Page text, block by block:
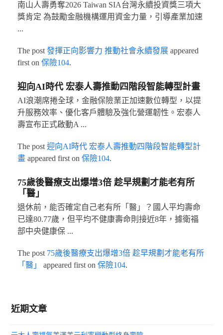
南山人壽勇奪2026 Taiwan SIA台灣永續投資獎三項大
獎肯定 為鼓勵金融機構運用資金力量，引導產業加速
...
The post 發揮正向影響力 推動社會永續發展appeared
first on 保險104.
迎向AI時代 宏泰人壽推動四階段智能轉型計畫
AI浪潮席捲全球，金融保險業正加速數位轉型，以提
升服務效率、優化客戶體驗及強化營運韌性。宏泰人
壽宣布正式啟動A ...
The post 迎向AI時代 宏泰人壽推動四階段智能轉型計
畫appeared first on 保險104.
75歲後醫療支出爆增3倍 趁早規劃才能老有所
「醫」
退休前，能否確定自己老有所「醫」？國人平均壽命
已達80.77歲，但平均不健康壽命則接近8年，據衛福
部中央健康保 ...
The post 75歲後醫療支出爆增3倍 趁早規劃才能老有所
「醫」
appeared first on 保險104.
近期文章